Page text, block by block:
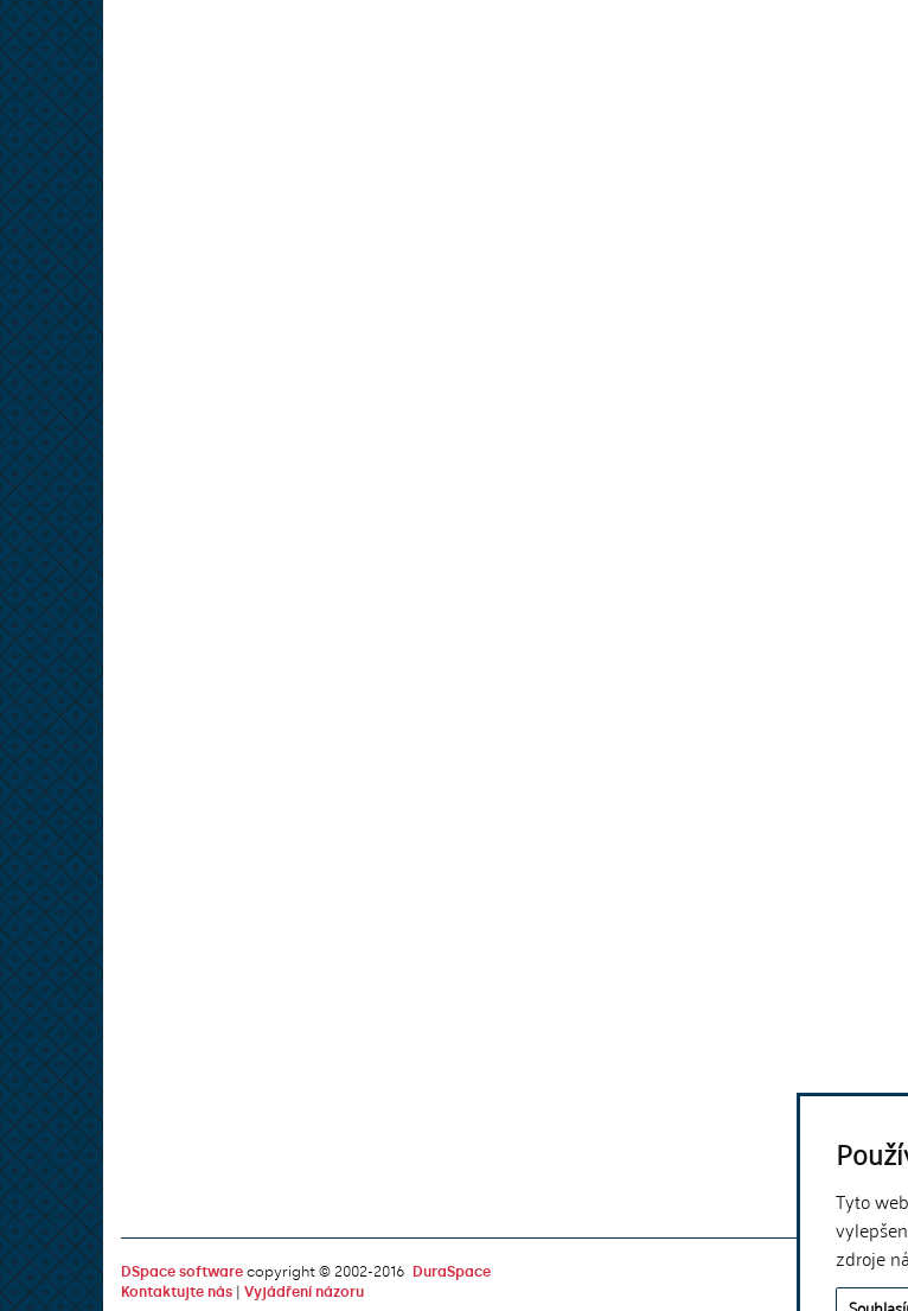
Tyto
zdroje
DSpace software copyright © 2002-2016
DuraSpace
Kontaktujte nás
Vyjádření názoru